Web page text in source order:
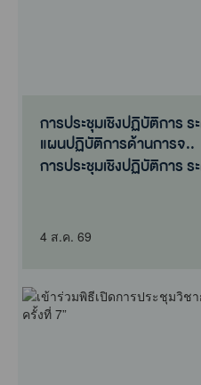
การประชุมเชิงปฏิบัติการ
แผนปฏิบัติการด้านการจ..
การประชุมเชิงปฏิบัติการ
4 ส.ค. 69